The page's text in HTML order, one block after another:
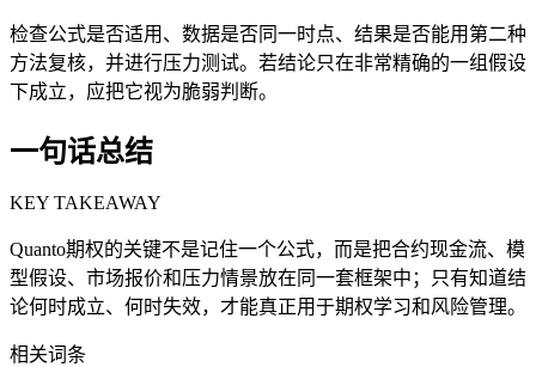
检查公式是否适用、数据是否同一时点、结果是否能用第二种
方法复核，并进行压力测试。若结论只在非常精确的一组假设
下成立，应把它视为脆弱判断。
一句话总结
KEY TAKEAWAY
Quanto期权的关键不是记住一个公式，而是把合约现金流、模
型假设、市场报价和压力情景放在同一套框架中；只有知道结
论何时成立、何时失效，才能真正用于期权学习和风险管理。
相关词条